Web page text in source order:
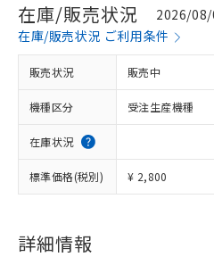
在庫/販売状況
2026/08/
在庫/販売状況 ご利用条件
販売状況 販売中
機種区分 受注生産機種
在庫状況
標準価格(税別) ¥ 2,800
詳細情報